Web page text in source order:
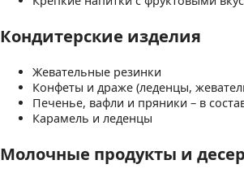
Кондитерские изделия
Жевательные резинки
Конфеты и драже (леденцы,
Печенье, вафли и пряники – в
Карамель и леденцы
Молочные продукты и